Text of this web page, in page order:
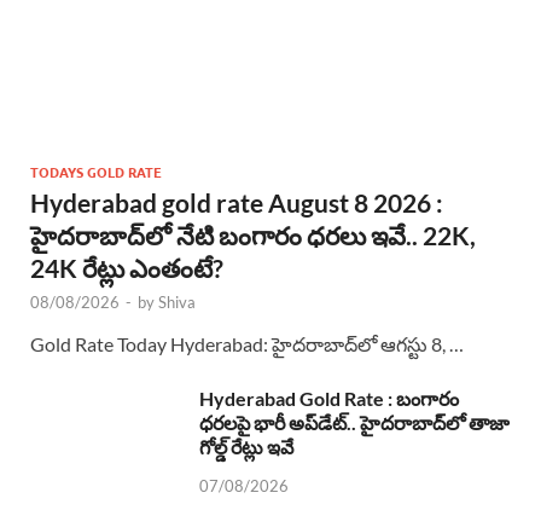
TODAYS GOLD RATE
Hyderabad gold rate August 8 2026 :
హైదరాబాద్‌లో నేటి బంగారం ధరలు ఇవే.. 22K,
24K రేట్లు ఎంతంటే?
08/08/2026 - byShiva
Gold Rate Today Hyderabad: హైదరాబాద్‌లో ఆగస్టు 8, …
Hyderabad Gold Rate : బంగారం
ధరలపై భారీ అప్‌డేట్.. హైదరాబాద్‌లో తాజా
గోల్డ్ రేట్లు ఇవే
07/08/2026